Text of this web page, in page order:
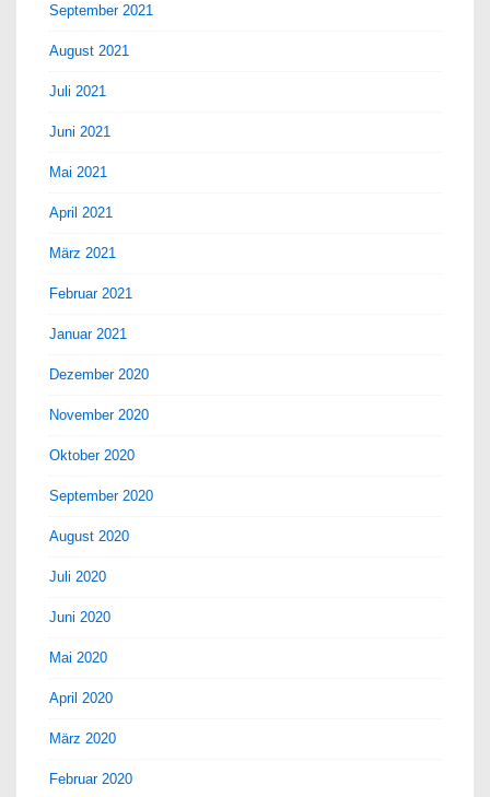
September 2021
August 2021
Juli 2021
Juni 2021
Mai 2021
April 2021
März 2021
Februar 2021
Januar 2021
Dezember 2020
November 2020
Oktober 2020
September 2020
August 2020
Juli 2020
Juni 2020
Mai 2020
April 2020
März 2020
Februar 2020